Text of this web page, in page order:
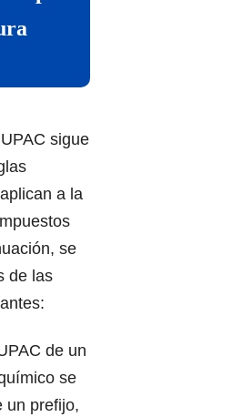
sigue
a la
se
de las
de un
se
un prefijo,